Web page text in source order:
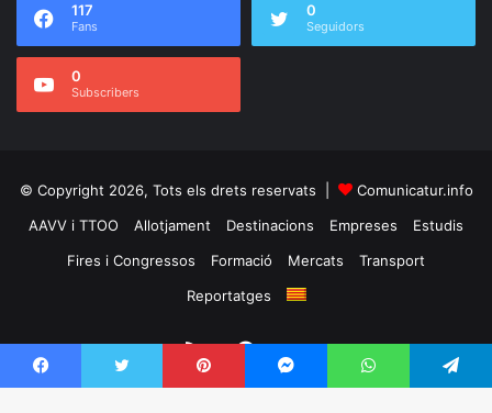
117
Fans
0
Seguidors
0
Subscribers
© Copyright 2026, Tots els drets reservats |
Comunicatur.info
AAVV i TTOO
Allotjament Destinacions Empreses
Estudis
Fires i Congressos
Formació Mercats
Transport
Reportatges
RSS Facebook
Twitter
Facebook Twitter Pinterest Messenger WhatsApp Telegram